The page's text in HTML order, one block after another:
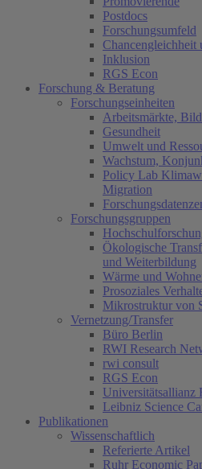
Postdocs
Forschungsumfeld
Chancengleichheit
Inklusion
RGS Econ
Forschung & Beratung
Forschungseinheiten
Arbeitsmärkte,
Gesundheit
Umwelt und
Wachstum,
Policy Lab
Migration
Forschungsgruppen
Ökologische
und Weiterbildung
Wärme und
Prosoziales
Mikrostruktur von
Vernetzung/Transfer
Büro Berlin
RWI Research
rwi consult
RGS Econ
Leibniz Science
Publikationen
Wissenschaftlich
Referierte Artikel
Ruhr Economic